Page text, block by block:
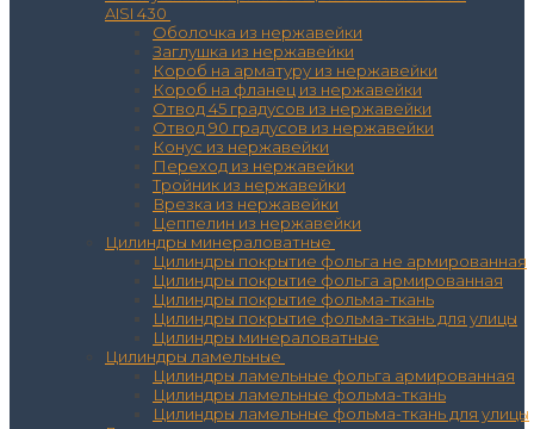
AISI 430
Оболочка из нержавейки
Заглушка из нержавейки
Короб на арматуру из нержавейки
Короб на фланец из нержавейки
Отвод 45 градусов из нержавейки
Отвод 90 градусов из нержавейки
Конус из нержавейки
Переход из нержавейки
Тройник из нержавейки
Врезка из нержавейки
Цеппелин из нержавейки
Цилиндры минераловатные
Цилиндры покрытие фольга не армированная
Цилиндры покрытие фольга армированная
Цилиндры покрытие фольма-ткань
Цилиндры покрытие фольма-ткань для улицы
Цилиндры минераловатные
Цилиндры ламельные
Цилиндры ламельные фольга армированная
Цилиндры ламельные фольма-ткань
Цилиндры ламельные фольма-ткань для улицы